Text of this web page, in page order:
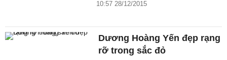
10:57 28/12/2015
Dương Hoàng Yến đẹp rạng
rỡ trong sắc đỏ